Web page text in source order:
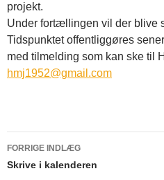
projekt.
Under fortællingen vil der blive
Tidspunktet offentliggøres
med tilmelding som kan ske til
hmj1952@gmail.com
Indlægsnavigation
FORRIGE INDLÆG
Skrive i kalenderen